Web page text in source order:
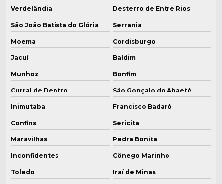
Verdelândia Desterro de Entre Rios
São João Batista do Glória Serrania
Moema Cordisburgo
Jacuí Baldim
Munhoz Bonfim
Curral de Dentro São Gonçalo do Abaeté
Inimutaba Francisco Badaró
Confins Sericita
Maravilhas Pedra Bonita
Inconfidentes Cônego Marinho
Toledo Iraí de Minas